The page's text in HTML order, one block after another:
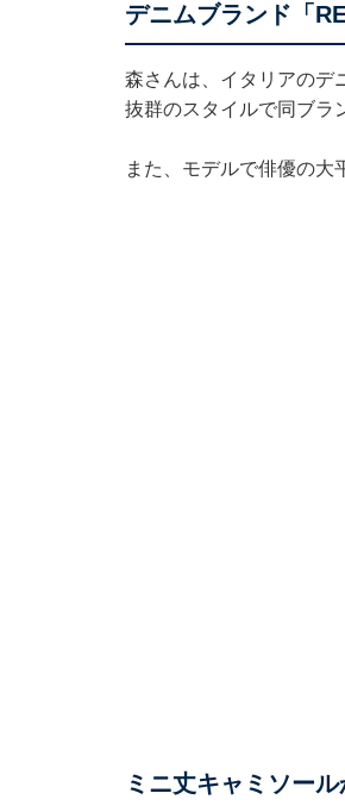
デニムブランド「
森さんは、イタリアのデ
抜群のスタイルで同ブラ
また、モデルで俳優の大
ミニ丈キャミソー